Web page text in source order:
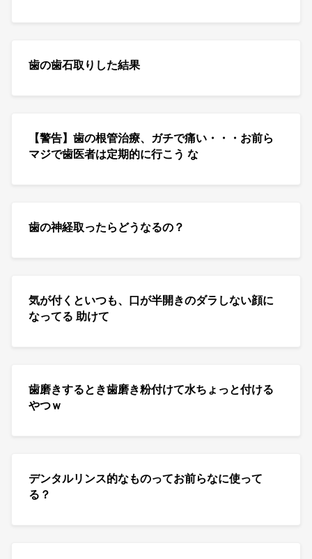
歯の歯石取りした結果
【警告】歯の根管治療、ガチで痛い・・・お前ら
マジで歯医者は定期的に行こう な
歯の神経取ったらどうなるの？
気が付くといつも、口が半開きのダラしない顔に
なってる 助けて
歯磨きするとき歯磨き粉付けて水ちょっと付ける
やつｗ
デンタルリンス的なものってお前らなに使って
る？